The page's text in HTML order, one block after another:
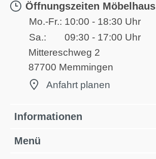
Öffnungszeiten Möbelhaus
Mo.-Fr.: 10:00 - 18:30 Uhr
Sa.:
09:30 - 17:00 Uhr
Mittereschweg 2
87700 Memmingen
Anfahrt planen
Informationen
Menü